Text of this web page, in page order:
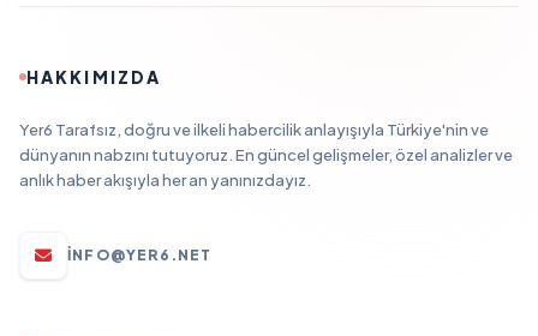
HAKKIMIZDA
Yer6 Tarafsız, doğru ve ilkeli habercilik anlayışıyla Türkiye'nin ve
dünyanın nabzını tutuyoruz. En güncel gelişmeler, özel analizler ve
anlık haber akışıyla her an yanınızdayız.
INFO@YER6.NET